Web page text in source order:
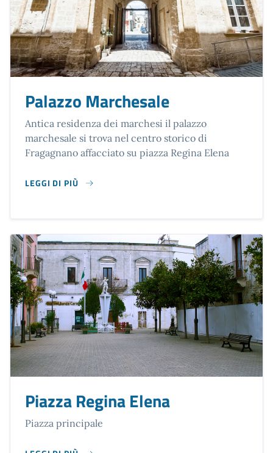
Palazzo Marchesale
Antica residenza dei marchesi il palazzo
marchesale si trova nel centro storico di
Fragagnano affacciato su piazza Regina Elena
LEGGI DI PIÙ
SU PALAZZO MARCHESALE
Piazza Regina Elena
Piazza principale